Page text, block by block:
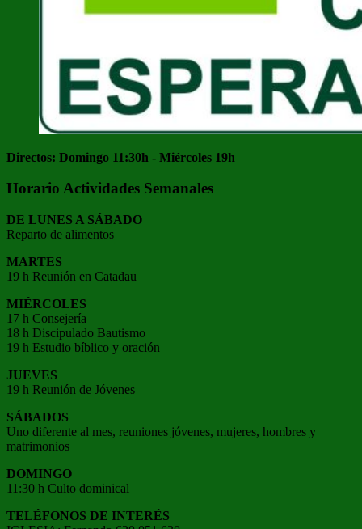
Directos: Domingo 11:30h - Miércoles 19h
Horario Actividades Semanales
DE LUNES A SÁBADO
Reparto de alimentos
MARTES
19 h Reunión en Catadau
MIÉRCOLES
17 h Consejería
18 h Discipulado Bautismo
19 h Estudio bíblico y oración
JUEVES
19 h Reunión de Jóvenes
SÁBADOS
Uno diferente al mes, reuniones jóvenes, mujeres, hombres y
matrimonios
DOMINGO
11:30 h Culto dominical
TELÉFONOS DE INTERÉS